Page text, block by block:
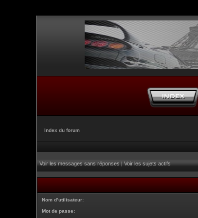
Index du forum
Voir les messages sans réponses|Voir les sujets actifs
Nom d’utilisateur:
Mot de passe: